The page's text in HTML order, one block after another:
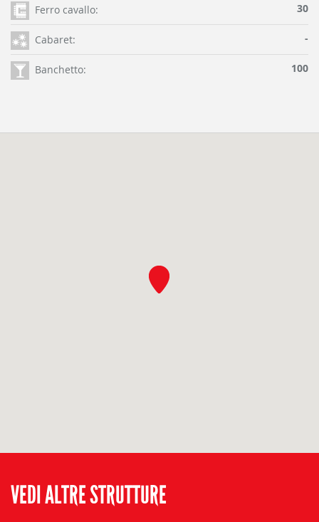
Ferro cavallo: 30
Cabaret: -
Banchetto: 100
VEDI ALTRE STRUTTURE